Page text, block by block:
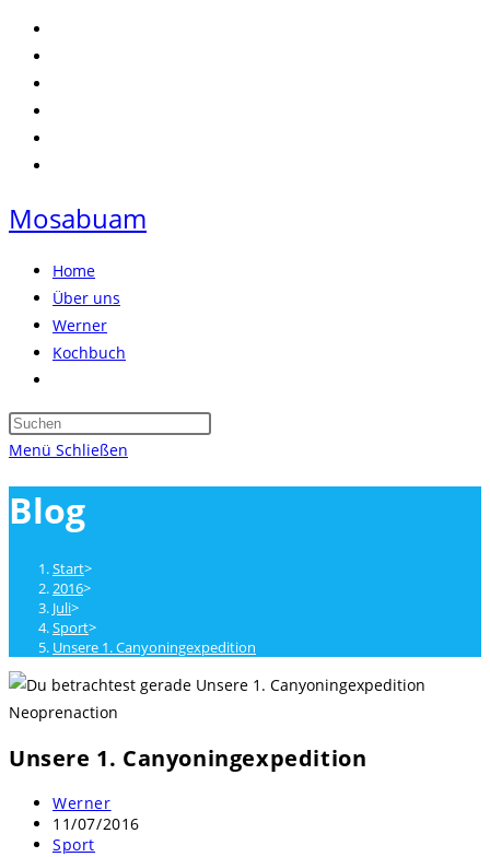
Zum
Inhalt
springen
Mosabuam
Home
Über uns
Werner
Kochbuch
umschalten
Press
Menü Schließen
Blog
Start>
2016>
Juli>
Sport>
Unsere 1. Canyoningexpedition
Neoprenaction
Unsere 1. Canyoningexpedition
Beitrags-
Autor:
Werner
Beitrag
veröffentlicht:
11/07/2016
Beitrags-
Sport